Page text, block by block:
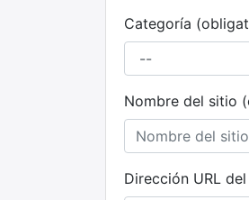
Categoría
Nombre del sitio
Dirección URL